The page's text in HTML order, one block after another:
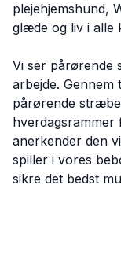
plejehjemshund,
glæde og liv i alle
Vi ser pårørende
arbejde. Gennem
pårørende
hverdagsrammer
anerkender den
spiller i vores
sikre det bedst